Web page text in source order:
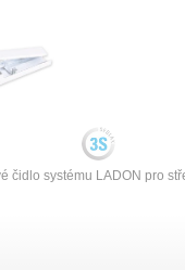
čidlo systému LADON pro